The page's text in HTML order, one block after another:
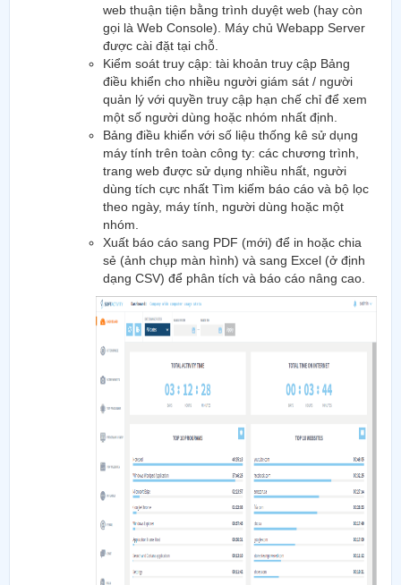
web thuận tiện bằng trình duyệt web (hay còn
gọi là Web Console). Máy chủ Webapp Server
được cài đặt tại chỗ.
Kiểm soát truy cập: tài khoản truy cập Bảng
điều khiển cho nhiều người giám sát / người
quản lý với quyền truy cập hạn chế chỉ để xem
một số người dùng hoặc nhóm nhất định.
Bảng điều khiển với số liệu thống kê sử dụng
máy tính trên toàn công ty: các chương trình,
trang web được sử dụng nhiều nhất, người
dùng tích cực nhất Tìm kiếm báo cáo và bộ lọc
theo ngày, máy tính, người dùng hoặc một
nhóm.
Xuất báo cáo sang PDF (mới) để in hoặc chia
sẻ (ảnh chụp màn hình) và sang Excel (ở định
dạng CSV) để phân tích và báo cáo nâng cao.